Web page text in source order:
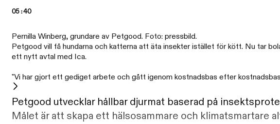
05:40
Pernilla Winberg, grundare av Petgood. Foto: pressbild.
Petgood vill få hundarna och katterna att äta insekter istället för kött. Nu tar
ett nytt avtal med Ica.
"Vi har gjort ett gediget arbete och gått igenom kostnadsbas efter
Petgood utvecklar hållbar djurmat baserad på
Målet är att skapa ett hälsosammare och klimatsmartare